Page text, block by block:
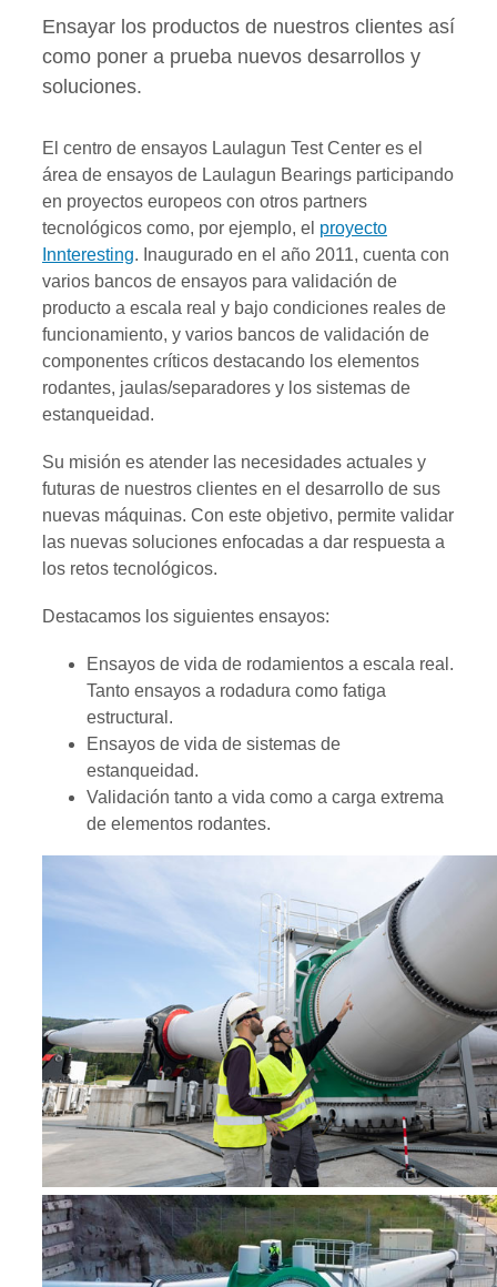
Ensayar los productos de nuestros clientes así
como poner a prueba nuevos desarrollos y
soluciones.
El centro de ensayos Laulagun Test Center es el
área de ensayos de Laulagun Bearings participando
en proyectos europeos con otros partners
tecnológicos como, por ejemplo, el proyecto
Innteresting. Inaugurado en el año 2011, cuenta con
varios bancos de ensayos para validación de
producto a escala real y bajo condiciones reales de
funcionamiento, y varios bancos de validación de
componentes críticos destacando los elementos
rodantes, jaulas/separadores y los sistemas de
estanqueidad.
Su misión es atender las necesidades actuales y
futuras de nuestros clientes en el desarrollo de sus
nuevas máquinas. Con este objetivo, permite validar
las nuevas soluciones enfocadas a dar respuesta a
los retos tecnológicos.
Destacamos los siguientes ensayos:
Ensayos de vida de rodamientos a escala real.
Tanto ensayos a rodadura como fatiga
estructural.
Ensayos de vida de sistemas de
estanqueidad.
Validación tanto a vida como a carga extrema
de elementos rodantes.